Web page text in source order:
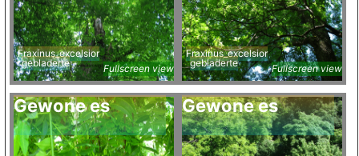
Fraxinus_excelsior
gebladerte
Fullscreen view
Fraxinus_excelsior
gebladerte
Fullscreen view
Gewone es Gewone es